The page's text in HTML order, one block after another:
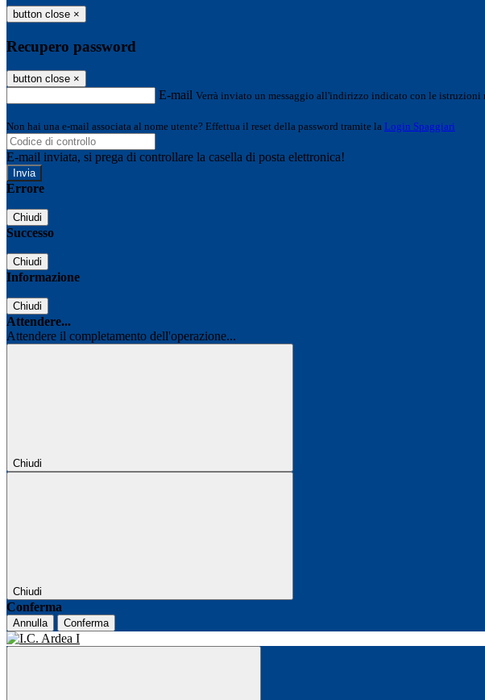
button close ×
Recupero password
button close ×
E-mail Verrà inviato un messaggio all'indirizzo indicato con le istruzioni
Non hai una e-mail associata al nome utente? Effettua il reset della password tramite la Login Spaggiari
E-mail inviata, si prega di controllare la casella di posta elettronica!
Errore
Chiudi
Successo
Chiudi
Informazione
Chiudi
Attendere...
Attendere il completamento dell'operazione...
Chiudi
Chiudi
Conferma
Annulla Conferma